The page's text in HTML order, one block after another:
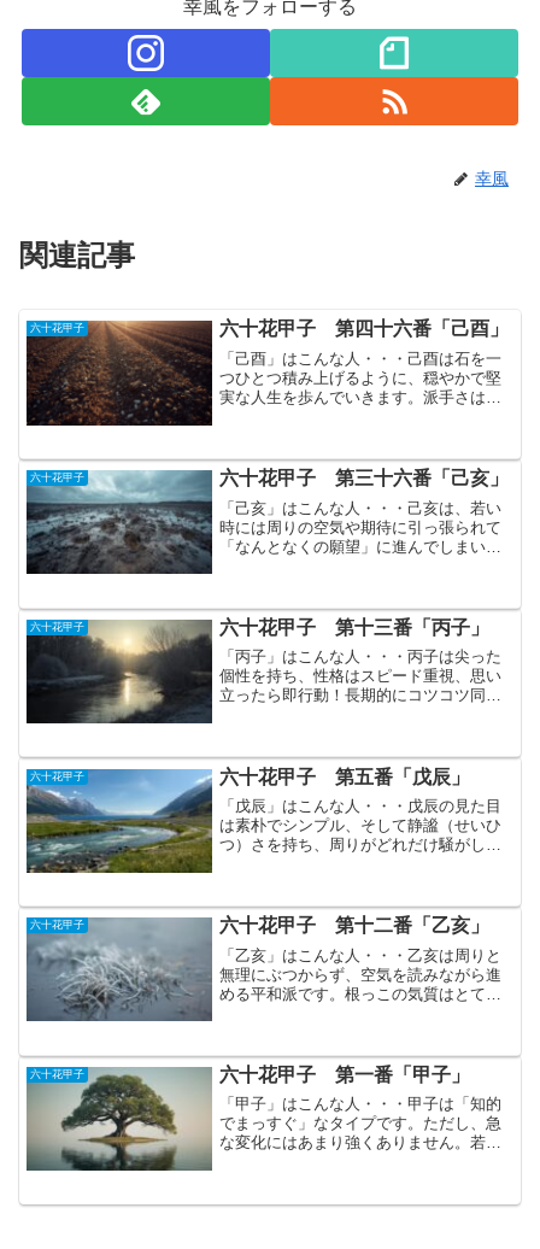
幸風をフォローする
幸風
関連記事
六十花甲子 六十花甲子 第四十六番「己酉」
「己酉」はこんな人・・・己酉は石を一
つひとつ積み上げるように、穏やかで堅
実な人生を歩んでいきます。派手さはな
親しみやすい雰囲気を持っ...
六十花甲子 六十花甲子 第三十六番「己亥」
「己亥」はこんな人・・・己亥は、若い
時には周りの空気や期待に引っ張られて
「なんとなくの願望」に進んでしまいが
まれると本質が隠れてしま...
六十花甲子 六十花甲子 第十三番「丙子」
「丙子」はこんな人・・・丙子は尖った
個性を持ち、性格はスピード重視、思い
立ったら即行動！長期的にコツコツ同じ
揮します。そのため、人生のアップダウ
ンもはっきりしています。...
六十花甲子 六十花甲子 第五番「戊辰」
「戊辰」はこんな人・・・戊辰の見た目
は素朴でシンプル、そして静謐（せいひ
つ）さを持ち、周りがどれだけ騒がしく
分を変えたり合わせたりは...
六十花甲子 六十花甲子 第十二番「乙亥」
「乙亥」はこんな人・・・乙亥は周りと
無理にぶつからず、空気を読みながら進
める平和派です。根っこの気質はとても
ようになります。長い時間...
六十花甲子 六十花甲子 第一番「甲子」
「甲子」はこんな人・・・甲子は「知的
でまっすぐ」なタイプです。ただし、急
な変化にはあまり強くありません。若く
です。歩みはゆっくりに見えても、精神